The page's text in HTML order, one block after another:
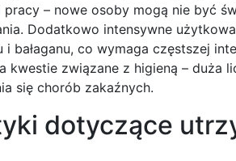
– nowe osoby mogą nie być
Dodatkowo intensywne
bałaganu, co wymaga częstszej
kwestie związane z higieną – duża
się chorób zakaźnych.
dotyczące